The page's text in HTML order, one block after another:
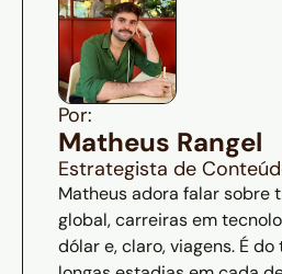
Por:
Matheus Rangel
Estrategista de
Matheus adora falar sobre
global, carreiras em
dólar e, claro, viagens. É